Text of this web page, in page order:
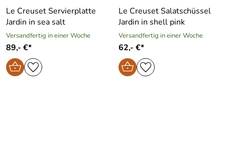
Le Creuset Servierplatte
Jardin in sea salt
Versandfertig in einer Woche
89,- €*
Le Creuset Salatschüssel
Jardin in shell pink
Versandfertig in einer Woche
62,- €*